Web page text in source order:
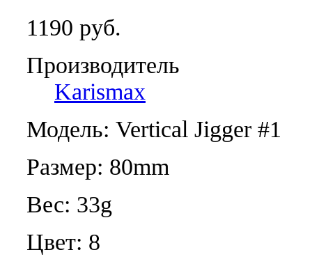
1190 руб.
Производитель
Karismax
Модель: Vertical Jigger #1
Размер: 80mm
Вес: 33g
Цвет: 8